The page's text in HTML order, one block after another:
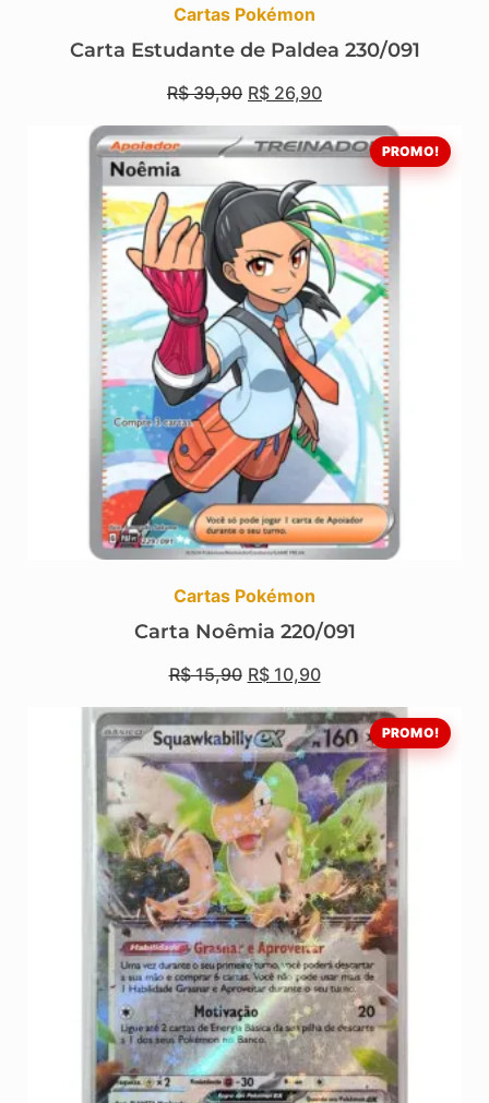
Cartas Pokémon
Carta Estudante de Paldea 230/091
R$39,90 R$ 26,90
PROMO!
Cartas Pokémon
Carta Noêmia 220/091
R$15,90 R$10,90
PROMO!